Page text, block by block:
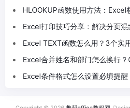
HLOOKUP函数使用方法：Excel
Excel打印技巧分享：解决分页
Excel TEXT函数怎么用？3个实
Excel合并姓名和部门怎么换行
Excel条件格式怎么设置必填提